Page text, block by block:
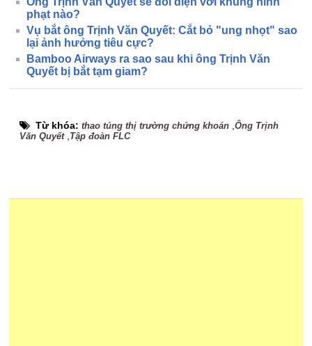
phạt nào?
Vụ bắt ông Trịnh Văn Quyết: Cắt bỏ "ung nhọt" sao
lại ảnh hưởng tiêu cực?
Bamboo Airways ra sao sau khi ông Trịnh Văn
Quyết bị bắt tạm giam?
Từ khóa:thao túng thị trường chứng khoán ,Ông Trịnh
Văn Quyết, Tập đoàn FLC